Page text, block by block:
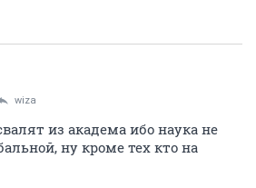
wiza
из академа ибо наука не
ну кроме тех кто на